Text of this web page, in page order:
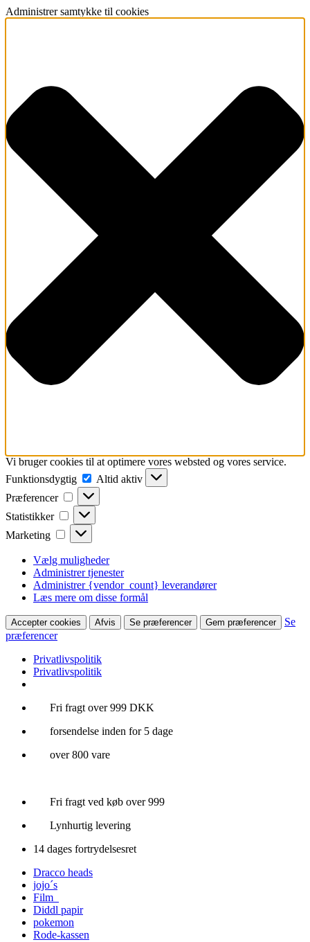
Administrer samtykke til cookies
Vi bruger cookies til at optimere vores websted og vores service.
Funktionsdygtig
Funktionsdygtig
Altid aktiv
Præferencer
Præferencer
Statistikker Statistikker
Marketing Marketing
Vælg muligheder
Administrer tjenester
Administrer {vendor_count} leverandører
Læs mere om disse formål
Accepter cookies Afvis Se præferencer Gem præferencer
Se
præferencer
Privatlivspolitik
Privatlivspolitik
Videre
indhold
Fri fragt over 999 DKK
forsendelse inden for 5 dage
over 800 vare
Fri fragt ved køb over 999
Lynhurtig levering
14 dages fortrydelsesret
Dracco heads
jojo´s
Film
Diddl papir
pokemon
Rode-kassen